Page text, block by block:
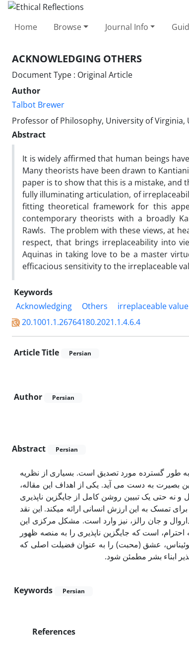
Home Browse Journal Info
ACKNOWLEDGING OTHERS
Document Type : Original Article
Author
Talbot Brewer
Professor of Philosophy, University of Virginia,
Abstract
It is widely affirmed that human beings
Many theorists have been drawn to
paper is to show that this is a mistake,
fully illuminating articulation, of
fitting theoretical framework for this
contemporary theorists with a broadly
Rawls. The problem with these views, at
respect, that brings irreplaceability into
Aquinas in taking love to be a master
efficacious sensitivity to the irreplaceable
Keywords
Acknowledging
Others irreplaceable value
20.1001.1.26764180.2021.1.4.6.4
Article Title Persian
Author Persian
Abstract
Persian
به طور گسترده مورد تصدیق است. بسیاری از نظریه
بصیرت به دست می آید. یکی از اهداف این مقاله،
و نه حتی یک تبیین روشن کامل از جایگزین ناپذیری
تمسک به این ارزش انسانی ارائه می­کند. این نقد
و جان رالز، نیز وارد است. مشکل مرکزی این
احترام، است که جایگزین ناپذیری را به منصه ظهور
عشق (محبت) را به عنوان فضیلت اصلی که
ابناء بشر مطمئن شود.
Keywords Persian
References